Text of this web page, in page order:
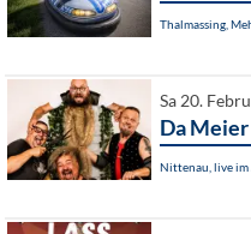
Thalmassing,
Sa 20.
Da
Nittenau, live